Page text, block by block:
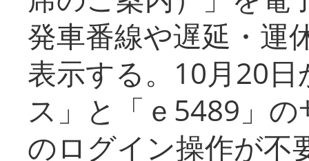
発車番線や遅延・運
表示する。10月20
ス」と「ｅ5489」
のログイン操作が不